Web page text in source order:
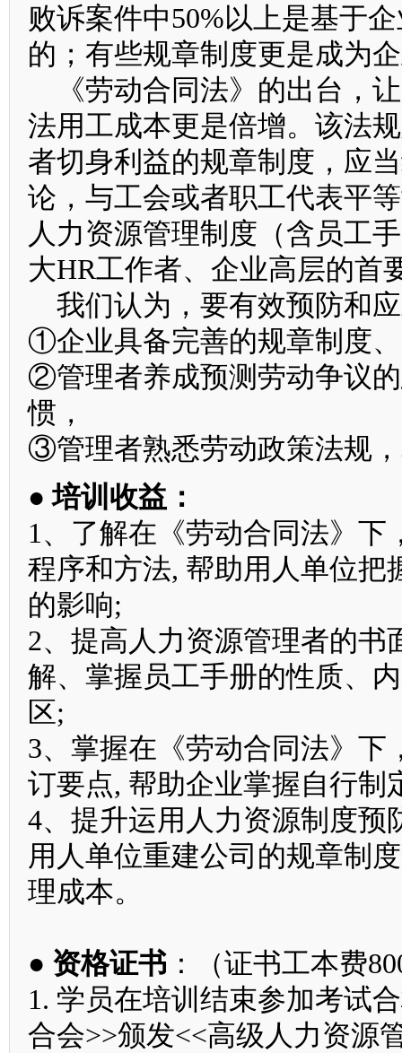
败诉案件中50%以上是基于
的；有些规章制度更是成为
《劳动合同法》的出台，
法用工成本更是倍增。该法
者切身利益的规章制度，应
论，与工会或者职工代表平
人力资源管理制度（含员工
大HR工作者、企业高层的首
我们认为，要有效预防和
①企业具备完善的规章制度
②管理者养成预测劳动争议
惯，
③管理者熟悉劳动政策法规
● 培训收益：
1、了解在《劳动合同法》
程序和方法, 帮助用人单位
的影响;
2、提高人力资源管理者的
解、掌握员工手册的性质、
区;
3、掌握在《劳动合同法》
订要点, 帮助企业掌握自行制
4、提升运用人力资源制度预
用人单位重建公司的规章制
理成本。
● 资格证书 ：（证书工本费
1. 学员在培训结束参加考试
合会>>颁发<<高级人力资源